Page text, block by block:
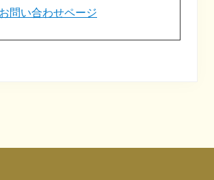
問い合わせページ